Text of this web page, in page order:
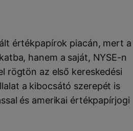
értékpapírok piacán, mert a
hanem a saját, NYSE-n
rögtön az első kereskedési
a kibocsátó szerepét is
és amerikai értékpapírjogi